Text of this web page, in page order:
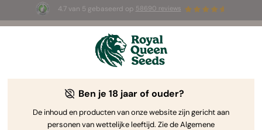
4.7 van 5 gebaseerd op 58690 reviews
3 White Widow Auto zaadjesGRATIS voor de
Ben je 18 jaar of ouder?
De inhoud en producten van onze website zijn gericht aan
personen van wettelijke leeftijd. Zie de Algemene